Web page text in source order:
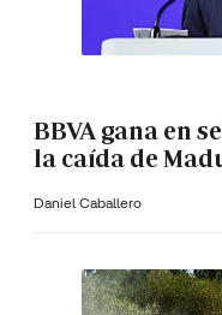
BBVA gana en
la caída de
Daniel Caballero